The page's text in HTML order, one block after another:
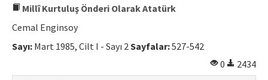
Millî Kurtuluş Önderi Olarak Atatürk
Cemal Enginsoy
Sayı: Mart 1985, Cilt I - Sayı 2Sayfalar:527-542
0
2434